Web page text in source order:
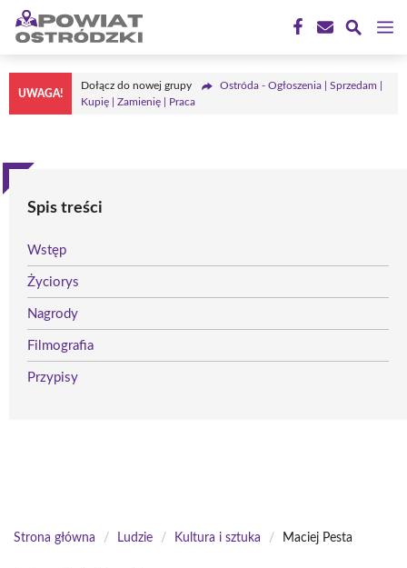
Przejdź
treści
UWAGA!
Dołącz do nowej grupy
Ostróda - Ogłoszenia | Sprzedam |
Kupię | Zamienię | Praca
Spis treści
Wstęp
Życiorys
Nagrody
Filmografia
Przypisy
Strona główna / Ludzie / Kultura i sztuka / Maciej Pesta